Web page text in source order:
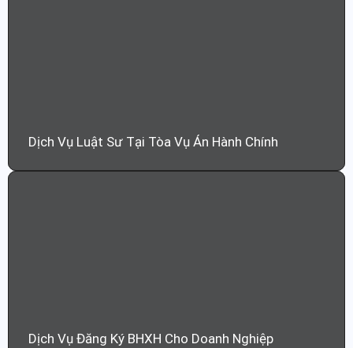
Dịch Vụ Luật Sư Tại Tòa Vụ Án Hành Chính
Dịch Vụ Đăng Ký BHXH Cho Doanh Nghiệp